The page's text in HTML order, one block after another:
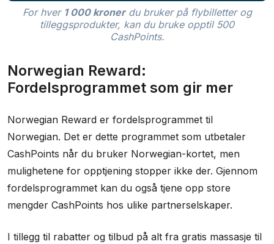
For hver 1 000 kronerdu bruker på flybilletter og
tilleggsprodukter, kan du bruke opptil 500
CashPoints.
Norwegian Reward:
Fordelsprogrammet som gir mer
Norwegian Reward er fordelsprogrammet til
Norwegian. Det er dette programmet som utbetaler
CashPoints når du bruker Norwegian-kortet, men
mulighetene for opptjening stopper ikke der. Gjennom
fordelsprogrammet kan du også tjene opp store
mengder CashPoints hos ulike partnerselskaper.
I tillegg til rabatter og tilbud på alt fra gratis massasje til